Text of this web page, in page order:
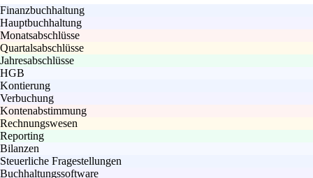
Finanzbuchhaltung
Hauptbuchhaltung
Monatsabschlüsse
Quartalsabschlüsse
Jahresabschlüsse
HGB
Kontierung
Verbuchung
Kontenabstimmung
Rechnungswesen
Reporting
Bilanzen
Steuerliche Fragestellungen
Buchhaltungssoftware